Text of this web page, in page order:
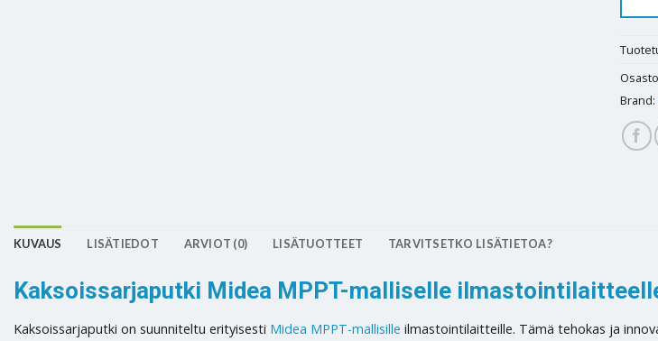
Brand:
KUVAUS LISÄTIEDOT ARVIOT (0) LISÄTUOTTEET TARVITSETKO LISÄTIETOA?
Kaksoissarjaputki Midea MPPT-malliselle
Kaksoissarjaputki on suunniteltu erityisesti Midea MPPT-mallisille ilmastointilaitteille. Tämä tehokas ja